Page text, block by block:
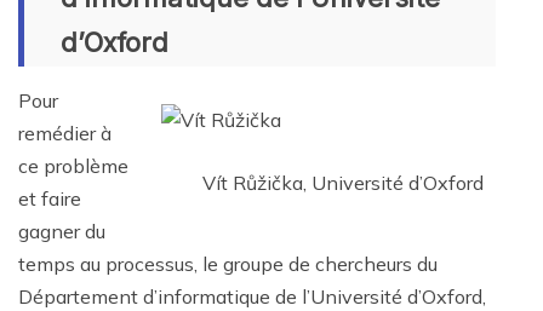
d’Oxford
Vít Růžička, Université d’Oxford
Pour
remédier à
ce problème
et faire
gagner du
temps au processus, le groupe de chercheurs du
Département d’informatique de l’Université d’Oxford,